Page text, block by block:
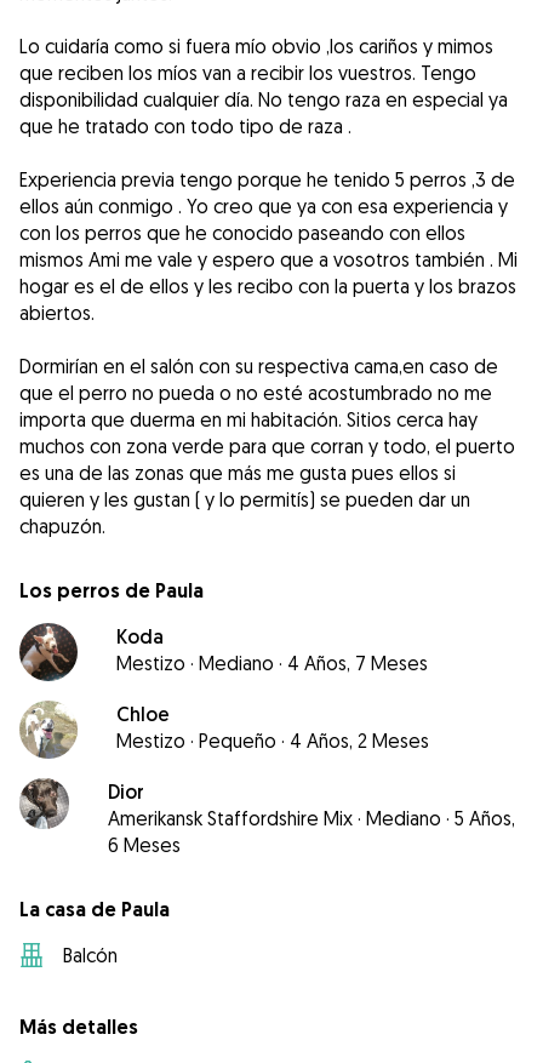
Lo cuidaría como si fuera mío obvio ,los cariños y mimos
que reciben los míos van a recibir los vuestros. Tengo
disponibilidad cualquier día. No tengo raza en especial ya
que he tratado con todo tipo de raza .
Experiencia previa tengo porque he tenido 5 perros ,3 de
ellos aún conmigo . Yo creo que ya con esa experiencia y
con los perros que he conocido paseando con ellos
mismos Ami me vale y espero que a vosotros también . Mi
hogar es el de ellos y les recibo con la puerta y los brazos
abiertos.
Dormirían en el salón con su respectiva cama,en caso de
que el perro no pueda o no esté acostumbrado no me
importa que duerma en mi habitación. Sitios cerca hay
muchos con zona verde para que corran y todo, el puerto
es una de las zonas que más me gusta pues ellos si
quieren y les gustan ( y lo permitís) se pueden dar un
chapuzón.
Los perros de Paula
Koda
Mestizo · Mediano · 4 Años, 7 Meses
Chloe
Mestizo · Pequeño · 4 Años, 2 Meses
Dior
Amerikansk Staffordshire Mix · Mediano · 5 Años,
6 Meses
La casa de Paula
Balcón
Más detalles